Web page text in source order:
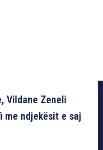
Vildane Zeneli
me ndjekësit e saj